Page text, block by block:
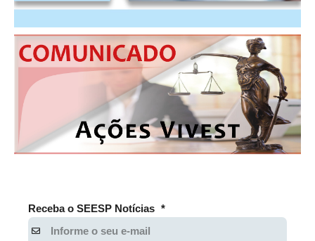
CADASTRO
ASSOCIE-SE
ATUALIZAÇÃO CADASTRAL
NÚCLEO JOVEM
Receba o SEESP Notícias *